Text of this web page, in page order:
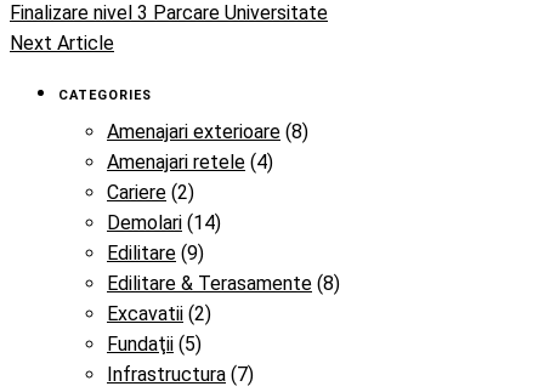
Finalizare nivel 3 Parcare Universitate
Next Article
CATEGORIES
Amenajari exterioare (8)
Amenajari retele (4)
Cariere (2)
Demolari (14)
Edilitare (9)
Edilitare & Terasamente (8)
Excavatii (2)
Fundaţii (5)
Infrastructura (7)